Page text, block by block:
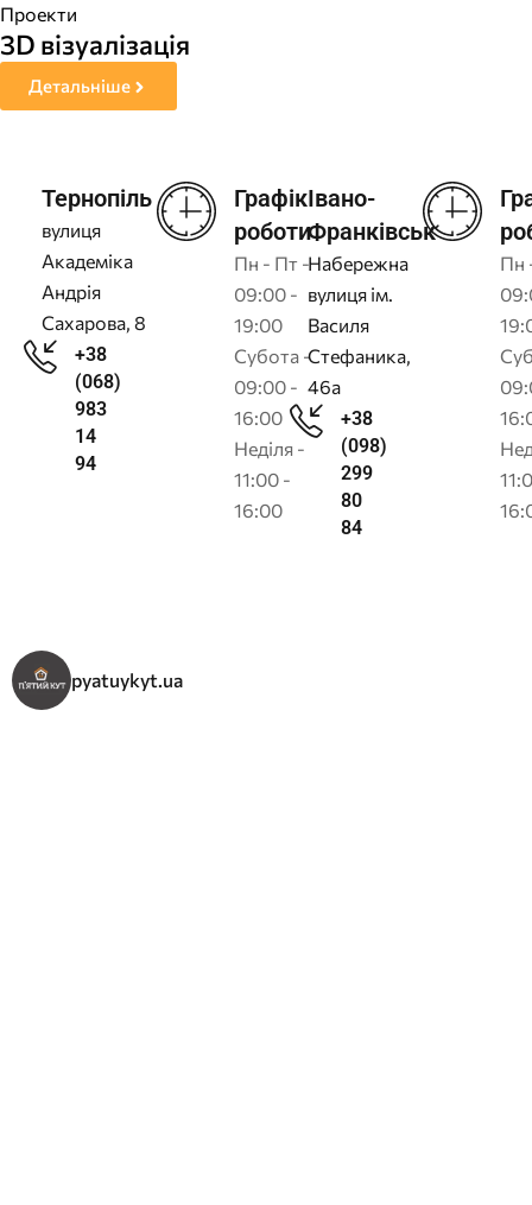
Проекти
3D візуалізація
Детальніше
Тернопіль
вулиця
Академіка
Андрія
Сахарова, 8
+38
(068)
983
14
94
Графік
роботи
Пн - Пт -
09:00 -
19:00
Субота -
09:00 -
16:00
Неділя -
11:00 -
16:00
Івано-
Франківськ
Набережна
вулиця ім.
Василя
Стефаника,
46а
+38
(098)
299
80
84
Пн
pyatuykyt.ua